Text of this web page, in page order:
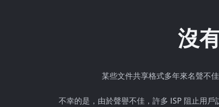
沒
某些文件共享格式多年來名聲不
不幸的是，由於聲譽不佳，許多 ISP 阻止用